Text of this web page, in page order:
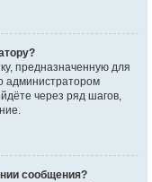
предназначенную для
администратором
через ряд шагов,
сообщения?